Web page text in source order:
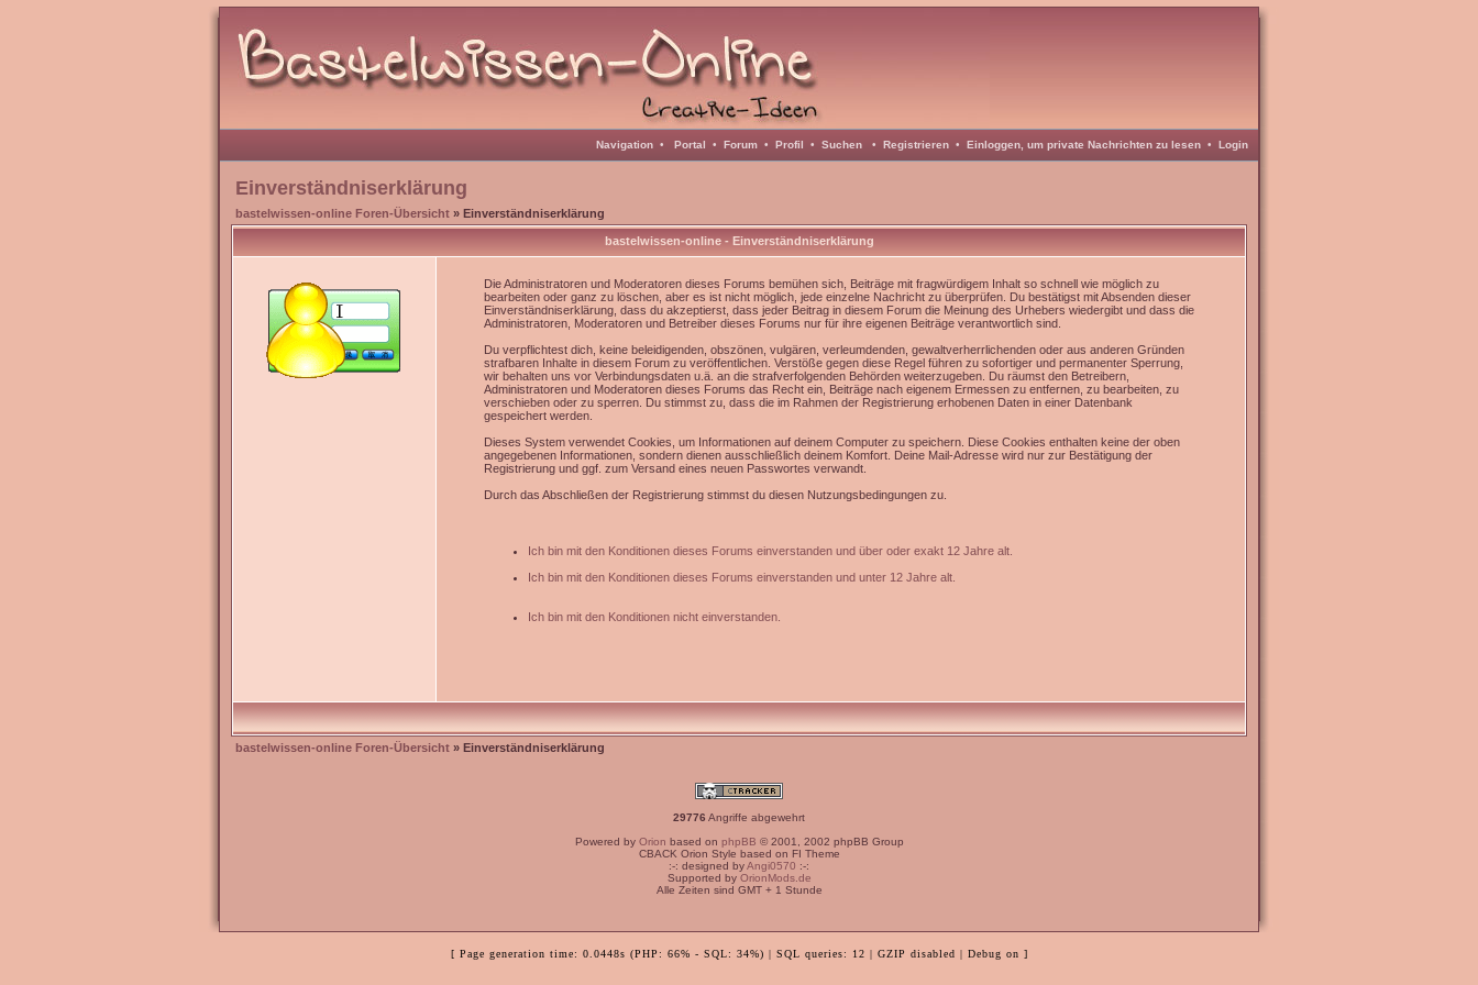
Navigation • Portal • Forum • Profil • Suchen • Registrieren • Einloggen, um private Nachrichten zu lesen • Login
Einverständniserklärung
bastelwissen-online Foren-Übersicht » Einverständniserklärung
bastelwissen-online - Einverständniserklärung
Die Administratoren und Moderatoren dieses Forums bemühen sich, Beiträge mit fragwürdigem Inhalt so schnell wie möglich zu
bearbeiten oder ganz zu löschen, aber es ist nicht möglich, jede einzelne Nachricht zu überprüfen. Du bestätigst mit Absenden dieser
Einverständniserklärung, dass du akzeptierst, dass jeder Beitrag in diesem Forum die Meinung des Urhebers wiedergibt und dass die
Administratoren, Moderatoren und Betreiber dieses Forums nur für ihre eigenen Beiträge verantwortlich sind.
Du verpflichtest dich, keine beleidigenden, obszönen, vulgären, verleumdenden, gewaltverherrlichenden oder aus anderen Gründen
strafbaren Inhalte in diesem Forum zu veröffentlichen. Verstöße gegen diese Regel führen zu sofortiger und permanenter Sperrung,
wir behalten uns vor Verbindungsdaten u.ä. an die strafverfolgenden Behörden weiterzugeben. Du räumst den Betreibern,
Administratoren und Moderatoren dieses Forums das Recht ein, Beiträge nach eigenem Ermessen zu entfernen, zu bearbeiten, zu
verschieben oder zu sperren. Du stimmst zu, dass die im Rahmen der Registrierung erhobenen Daten in einer Datenbank
gespeichert werden.
Dieses System verwendet Cookies, um Informationen auf deinem Computer zu speichern. Diese Cookies enthalten keine der oben
angegebenen Informationen, sondern dienen ausschließlich deinem Komfort. Deine Mail-Adresse wird nur zur Bestätigung der
Registrierung und ggf. zum Versand eines neuen Passwortes verwandt.
Durch das Abschließen der Registrierung stimmst du diesen Nutzungsbedingungen zu.
Ich bin mit den Konditionen dieses Forums einverstanden und über oder exakt 12 Jahre alt.
Ich bin mit den Konditionen dieses Forums einverstanden und unter 12 Jahre alt.
Ich bin mit den Konditionen nicht einverstanden.
bastelwissen-online Foren-Übersicht » Einverständniserklärung
29776 Angriffe abgewehrt
Powered by Orion based on phpBB © 2001, 2002 phpBB Group
CBACK Orion Style based on FI Theme
:-: designed byAngi0570 :-:
Supported by OrionMods.de
Alle Zeiten sind GMT + 1 Stunde
[ Page generation time: 0.0448s (PHP: 66% - SQL: 34%) | SQL queries: 12 | GZIP disabled | Debug on ]